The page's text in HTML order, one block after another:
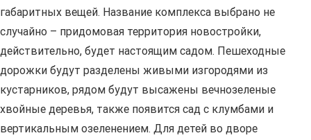
габаритных вещей. Название комплекса выбрано не
случайно – придомовая территория новостройки,
действительно, будет настоящим садом. Пешеходные
дорожки будут разделены живыми изгородями из
кустарников, рядом будут высажены вечнозеленые
хвойные деревья, также появится сад с клумбами и
вертикальным озеленением. Для детей во дворе